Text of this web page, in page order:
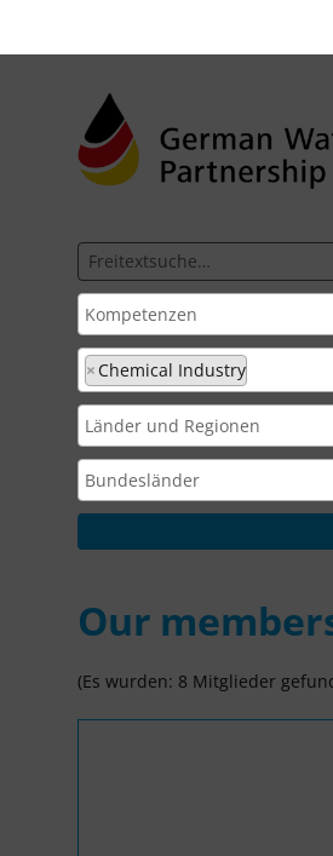
× Chemical Industry
Our
(Es wurden: 8 Mitglieder